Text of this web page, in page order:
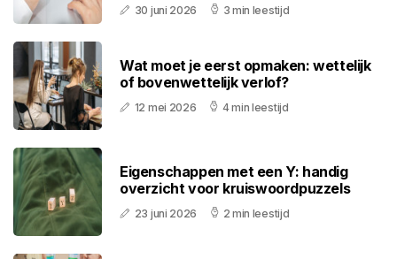
30 juni 2026 3 min leestijd
Wat moet je eerst opmaken: wettelijk
of bovenwettelijk verlof?
12 mei 2026 4 min leestijd
Eigenschappen met een Y: handig
overzicht voor kruiswoordpuzzels
23 juni 2026 2 min leestijd